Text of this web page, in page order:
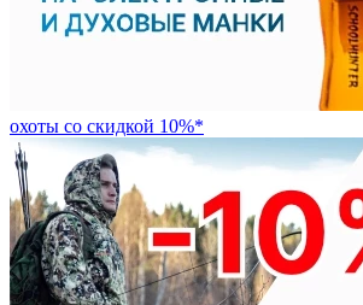
охоты со скидкой 10%*